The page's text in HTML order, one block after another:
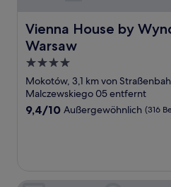
Vienna House by
Warsaw
Vienna House by
4.0-
Sterne-
Unterkunft
Mokotów, 3,1 km von
Malczewskiego 05 entfernt
9.4
9,4/10 Außergewöhnlich (316